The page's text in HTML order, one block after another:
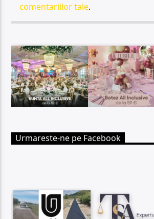
comentariilor tale.
Urmareste-ne pe Facebook